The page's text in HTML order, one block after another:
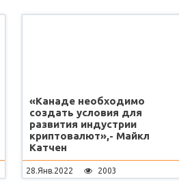
«Канаде необходимо
создать условия для
развития индустрии
криптовалют»,- Майкл
Катчен
28.Янв.2022 2003